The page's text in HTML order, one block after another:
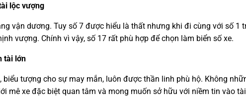
lộc vượng
vận dương. Tuy số 7 được hiểu là thất nhưng khi đi cùng với số 1
vượng. Chính vì vậy, số 17 rất phù hợp để chọn làm biển số xe.
tài lớn
biểu tượng cho sự may mắn, luôn được thần linh phù hộ. Không
mê xe đặc biệt quan tâm và mong muốn sở hữu với niềm tin vào